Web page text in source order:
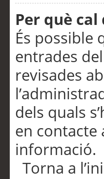
Per què
És possible
entrades
revisades
dels quals
en
informació.
Torna a